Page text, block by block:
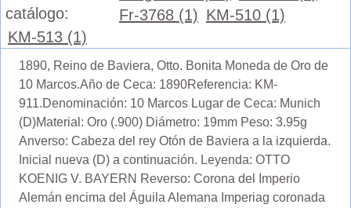
catálogo:
Fr-3768 (1) KM-510 (1)
KM-513 (1)
1890, Reino de Baviera, Otto. Bonita Moneda de Oro de
10 Marcos.Año de Ceca: 1890Referencia: KM-
911.Denominación: 10 Marcos Lugar de Ceca: Munich
(D)Material: Oro (.900) Diámetro: 19mm Peso: 3.95g
Anverso: Cabeza del rey Otón de Baviera a la izquierda.
Inicial nueva (D) a continuación. Leyenda: OTTO
KOENIG V. BAYERN Reverso: Corona del Imperio
Alemán encima del Águila Alemana Imperiag coronada